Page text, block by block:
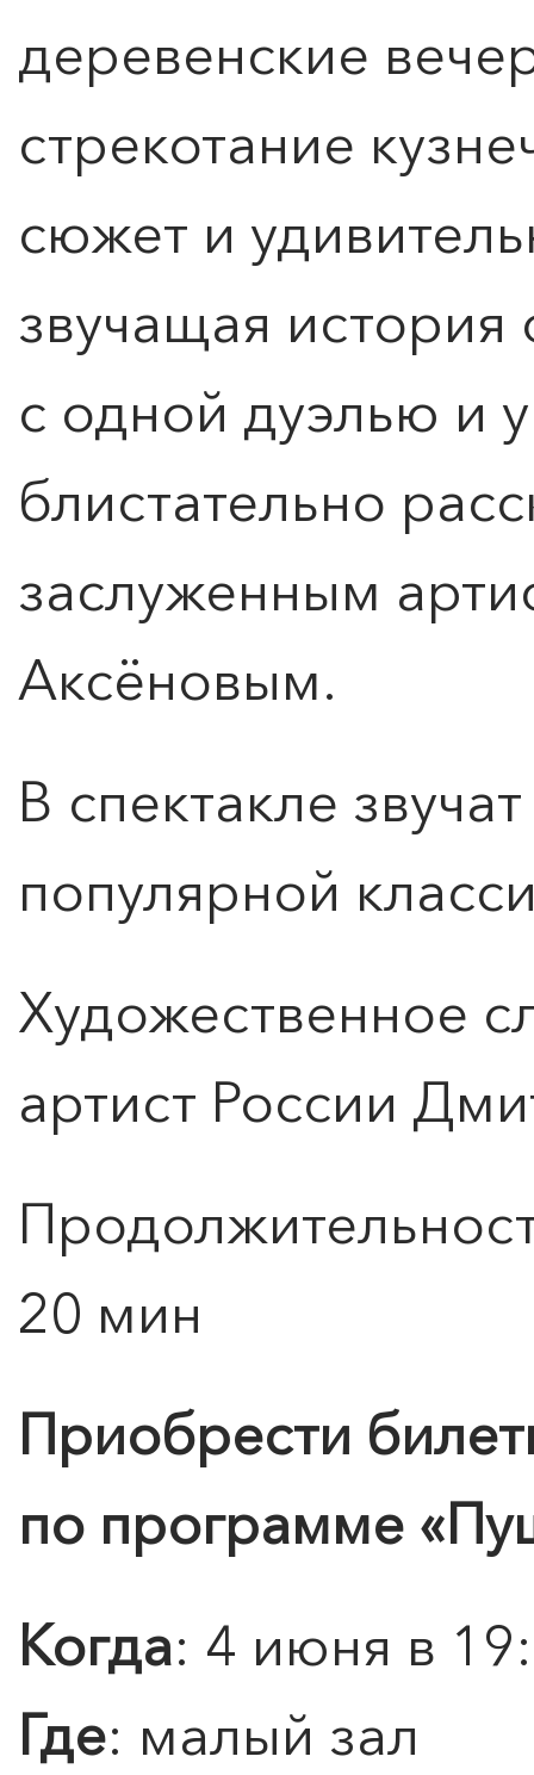
ПОИСК ПО МЕРОПРИЯТИЯМ
деревенские
стрекотание
сюжет и
звучащая история
с одной дуэлью и
блистательно
заслуженным
Аксёновым.
В спектакле
популярной
Художественное
артист России
20 мин
Приобрести
по программе
Когда: 4 июня в
Где: малый зал
ЧТО ЗНАЕТ О ЛЮБВИ
ЛЮБОВЬ… Концерт Анны
Подробнее